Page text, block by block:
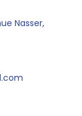
Nasser,